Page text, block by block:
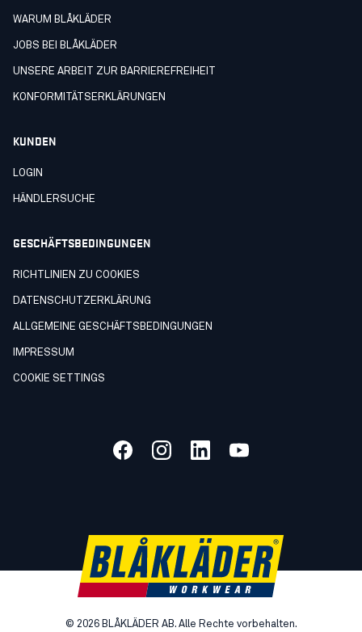
WARUM BLÅKLÄDER
JOBS BEI BLÅKLÄDER
UNSERE ARBEIT ZUR BARRIEREFREIHEIT
KONFORMITÄTSERKLÄRUNGEN
KUNDEN
LOGIN
HÄNDLERSUCHE
GESCHÄFTSBEDINGUNGEN
RICHTLINIEN ZU COOKIES
DATENSCHUTZERKLÄRUNG
ALLGEMEINE GESCHÄFTSBEDINGUNGEN
IMPRESSUM
COOKIE SETTINGS
© 2026 BLÅKLÄDER AB. Alle Rechte vorbehalten.